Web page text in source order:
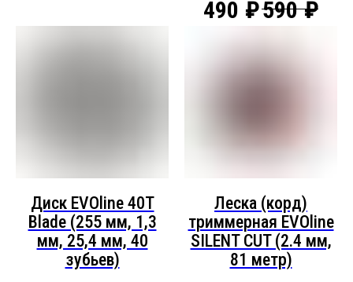
490 ₽590 ₽
Диск EVOline 40T
Blade (255 мм, 1,3
мм, 25,4 мм, 40
зубьев)
Леска (корд)
триммерная EVOline
SILENT CUT (2.4 мм,
81 метр)